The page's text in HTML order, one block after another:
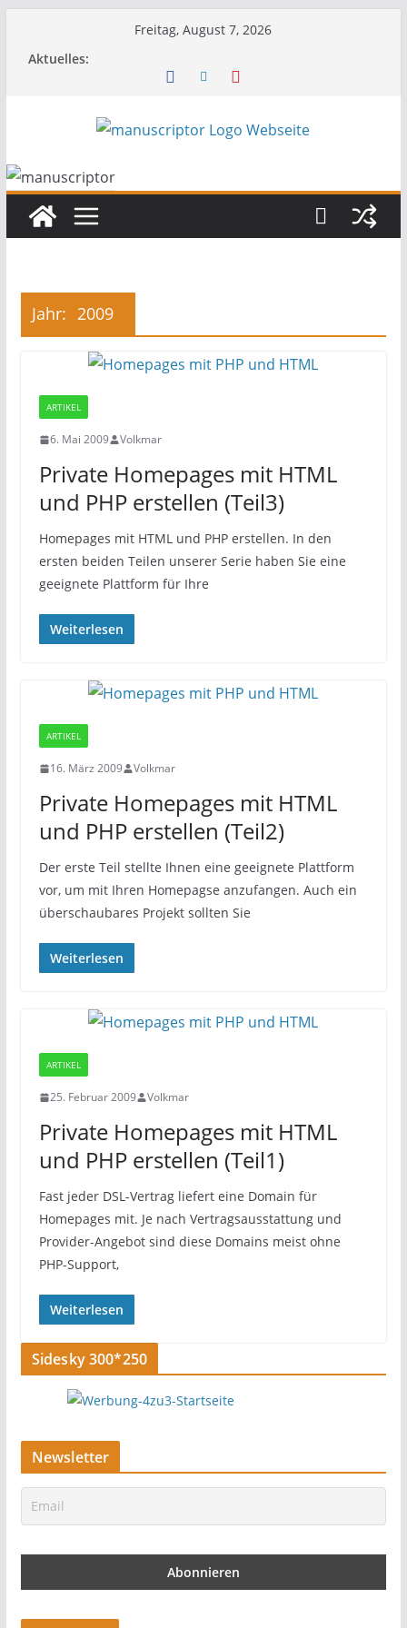
Freitag, August 7, 2026
Aktuelles:
Jahr: 2009
ARTIKEL
6. Mai 2009 Volkmar
Private Homepages mit HTML
und PHP erstellen (Teil3)
Homepages mit HTML und PHP erstellen. In den
ersten beiden Teilen unserer Serie haben Sie eine
geeignete Plattform für Ihre
Weiterlesen
ARTIKEL
16. März 2009 Volkmar
Private Homepages mit HTML
und PHP erstellen (Teil2)
Der erste Teil stellte Ihnen eine geeignete Plattform
vor, um mit Ihren Homepagse anzufangen. Auch ein
überschaubares Projekt sollten Sie
Weiterlesen
ARTIKEL
25. Februar 2009 Volkmar
Private Homepages mit HTML
und PHP erstellen (Teil1)
Fast jeder DSL-Vertrag liefert eine Domain für
Homepages mit. Je nach Vertragsausstattung und
Provider-Angebot sind diese Domains meist ohne
PHP-Support,
Weiterlesen
Sidesky 300*250
Newsletter